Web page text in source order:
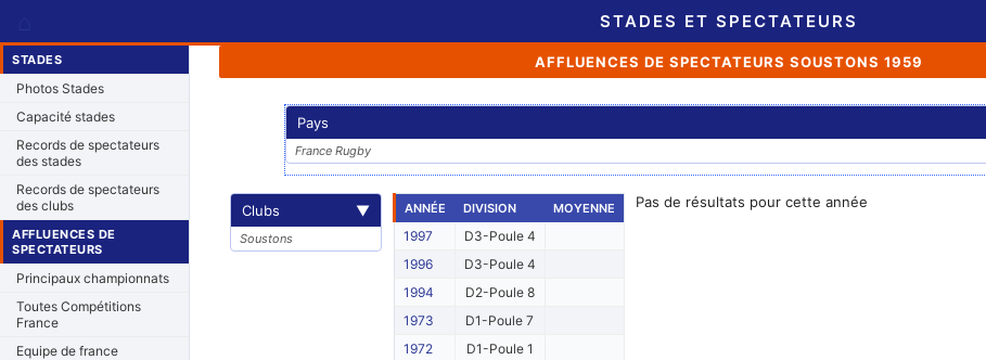
STADES ET SPECTATEURS
STADES
Photos Stades
Capacité stades
Records de spectateurs
des stades
Records de spectateurs
des clubs
AFFLUENCES DE
SPECTATEURS
Principaux championnats
Toutes Compétitions
France
Equipe de france
AFFLUENCES DE SPECTATEURS SOUSTONS 1959
Pays
France Rugby
Clubs ▼
Soustons
ANNÉE DIVISION MOYENNE
1997
D3-Poule 4
1996
D3-Poule 4
1994
D2-Poule 8
1973
D1-Poule 7
1972
D1-Poule 1
Pas de résultats pour cette année